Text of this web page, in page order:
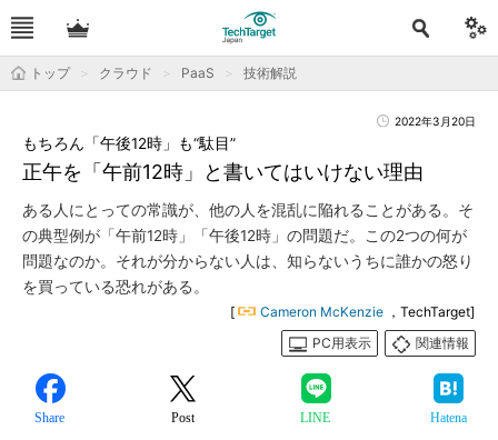
トップ クラウド PaaS 技術解説
2022年3月20日
正午を「午前12時」と書いてはいけない理由
もちろん「午後12時」も“駄目”
ある人にとっての常識が、他の人を混乱に陥れることがある。そ
の典型例が「午前12時」「午後12時」の問題だ。この2つの何が
問題なのか。それが分からない人は、知らないうちに誰かの怒り
を買っている恐れがある。
[ Cameron McKenzie ，TechTarget]
PC用表示
関連情報
Share Post LINE Hatena